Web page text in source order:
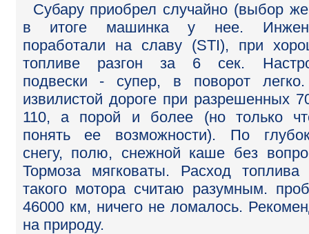
Субару приобрел случайно (выбор
в итоге машинка у нее.
поработали на славу (STI), при
топливе разгон за 6 сек.
подвески - супер, в поворот
извилистой дороге при разрешенных
110, а порой и более (но только
понять ее возможности). По
снегу, полю, снежной каше без
Тормоза мягковаты. Расход топлива
такого мотора считаю разумным.
46000 км, ничего не ломалось.
на природу.